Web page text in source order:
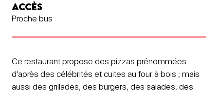
ACCÈS
Proche bus
Ce restaurant propose des pizzas prénommées
d'après des célébrités et cuites au four à bois ; mais
aussi des grillades, des burgers, des salades, des